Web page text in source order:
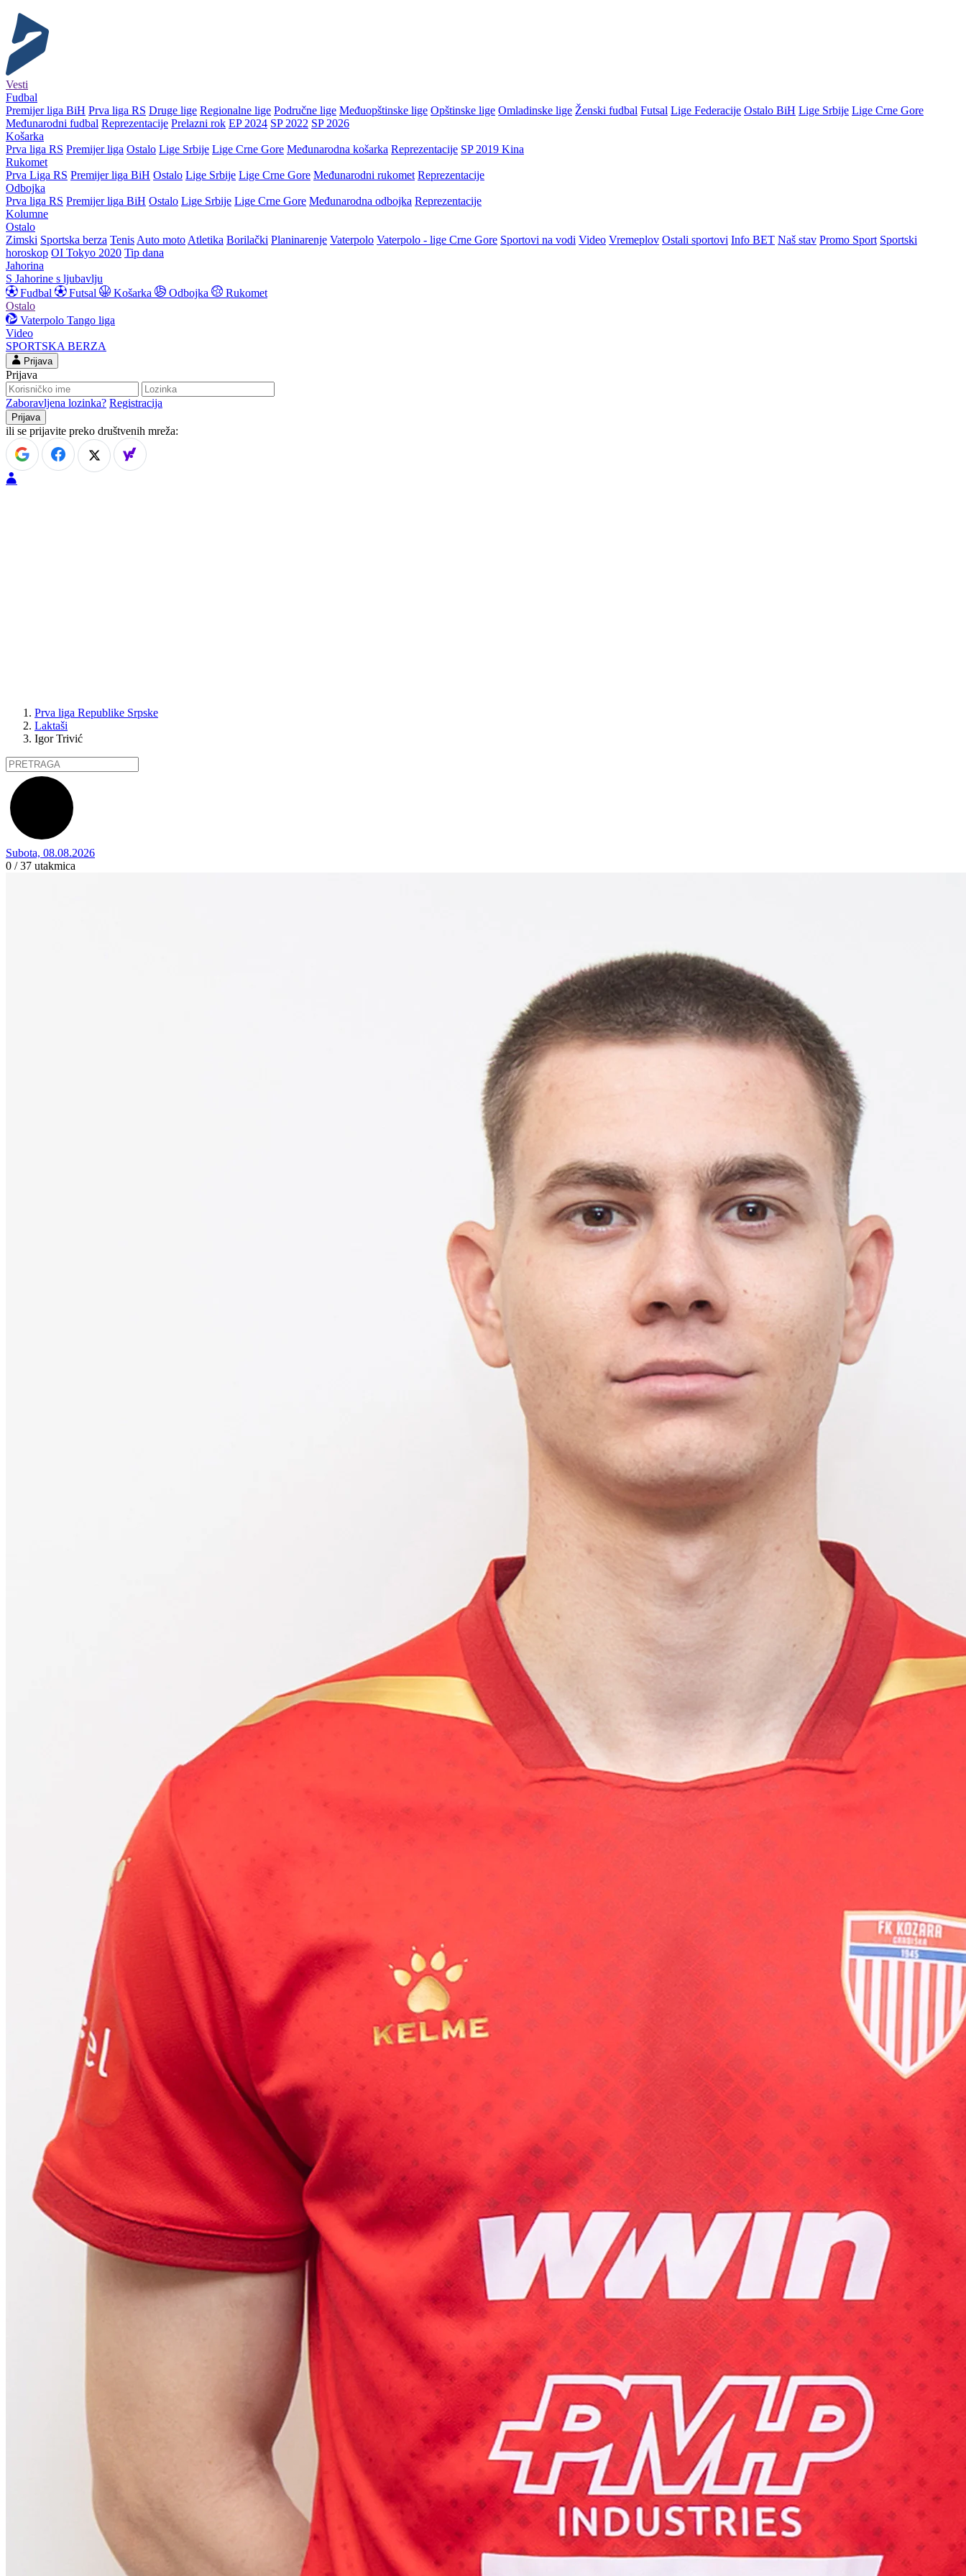
Vesti
Fudbal
Premijer liga BiH Prva liga RS Druge lige Regionalne lige Područne lige Međuopštinske lige Opštinske lige Omladinske lige Ženski fudbal Futsal Lige Federacije Ostalo BiH Lige Srbije Lige Crne Gore
Međunarodni fudbal Reprezentacije Prelazni rok EP 2024 SP 2022 SP 2026
Košarka
Prva liga RS Premijer liga Ostalo Lige Srbije Lige Crne Gore Međunarodna košarka Reprezentacije SP 2019 Kina
Rukomet
Prva Liga RS Premijer liga BiH Ostalo Lige Srbije Lige Crne Gore Međunarodni rukomet Reprezentacije
Odbojka
Prva liga RS Premijer liga BiH Ostalo Lige Srbije Lige Crne Gore Međunarodna odbojka Reprezentacije
Kolumne
Ostalo
Zimski Sportska berza Tenis Auto moto Atletika Borilački Planinarenje Vaterpolo Vaterpolo - lige Crne Gore Sportovi na vodi Video Vremeplov Ostali sportovi Info BET Naš stav Promo Sport Sportski
horoskop OI Tokyo 2020 Tip dana
Jahorina
S Jahorine s ljubavlju
Fudbal
Futsal Košarka Odbojka
Rukomet
Ostalo
Vaterpolo Tango liga
Video
SPORTSKA BERZA
Prijava
Prijava
Zaboravljena lozinka? Registracija
ili se prijavite preko društvenih mreža:
Prva liga Republike Srpske
Laktaši
Igor Trivić
Subota, 08.08.2026
0 / 37 utakmica